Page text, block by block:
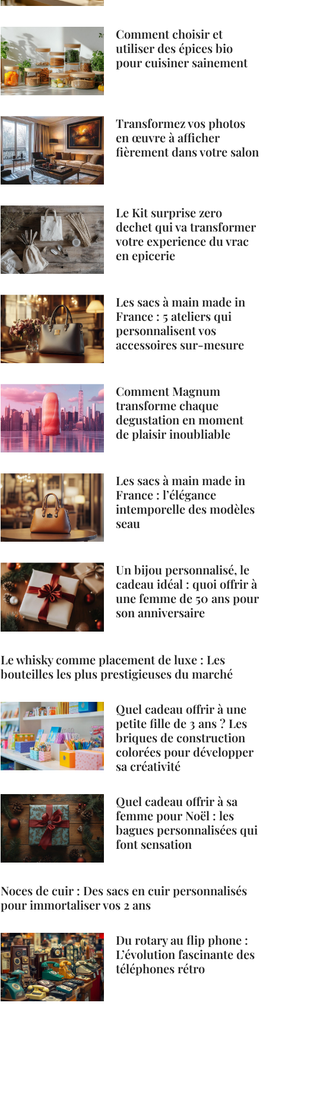
Comment choisir et
utiliser des épices bio
pour cuisiner sainement
Transformez vos photos
en œuvre à afficher
fièrement dans votre salon
Le Kit surprise zero
dechet qui va transformer
votre experience du vrac
en epicerie
Les sacs à main made in
France : 5 ateliers qui
personnalisent vos
accessoires sur-mesure
Comment Magnum
transforme chaque
degustation en moment
de plaisir inoubliable
Les sacs à main made in
France : l’élégance
intemporelle des modèles
seau
Un bijou personnalisé, le
cadeau idéal : quoi offrir à
une femme de 50 ans pour
son anniversaire
Le whisky comme placement de luxe : Les
bouteilles les plus prestigieuses du marché
Quel cadeau offrir à une
petite fille de 3 ans ? Les
briques de construction
colorées pour développer
sa créativité
Quel cadeau offrir à sa
femme pour Noël : les
bagues personnalisées qui
font sensation
Noces de cuir : Des sacs en cuir personnalisés
pour immortaliser vos 2 ans
Du rotary au flip phone :
L’évolution fascinante des
téléphones rétro